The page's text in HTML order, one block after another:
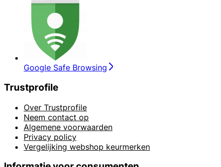
Google Safe Browsing
Trustprofile
Over Trustprofile
Neem contact op
Algemene voorwaarden
Privacy policy
Vergelijking webshop keurmerken